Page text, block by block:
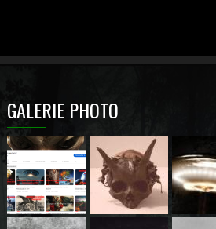
GALERIE PHOTO